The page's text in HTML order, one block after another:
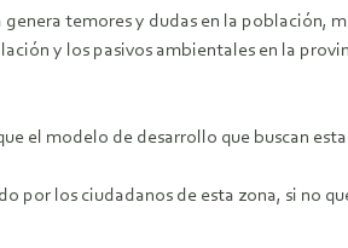
temores y dudas en la población,
y los pasivos ambientales en la
el modelo de desarrollo que buscan
por los ciudadanos de esta zona, si no